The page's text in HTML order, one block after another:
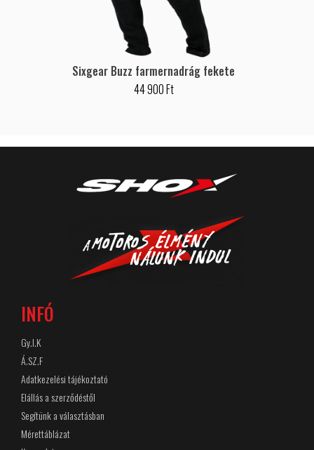
Sixgear Buzz farmernadrág fekete
44 900 Ft
INFÓ
Gy.I.K
Á.SZ.F
Adatkezelési tájékoztató
Elállás a szerződéstől
Segítünk a választásban
Mérettáblázat